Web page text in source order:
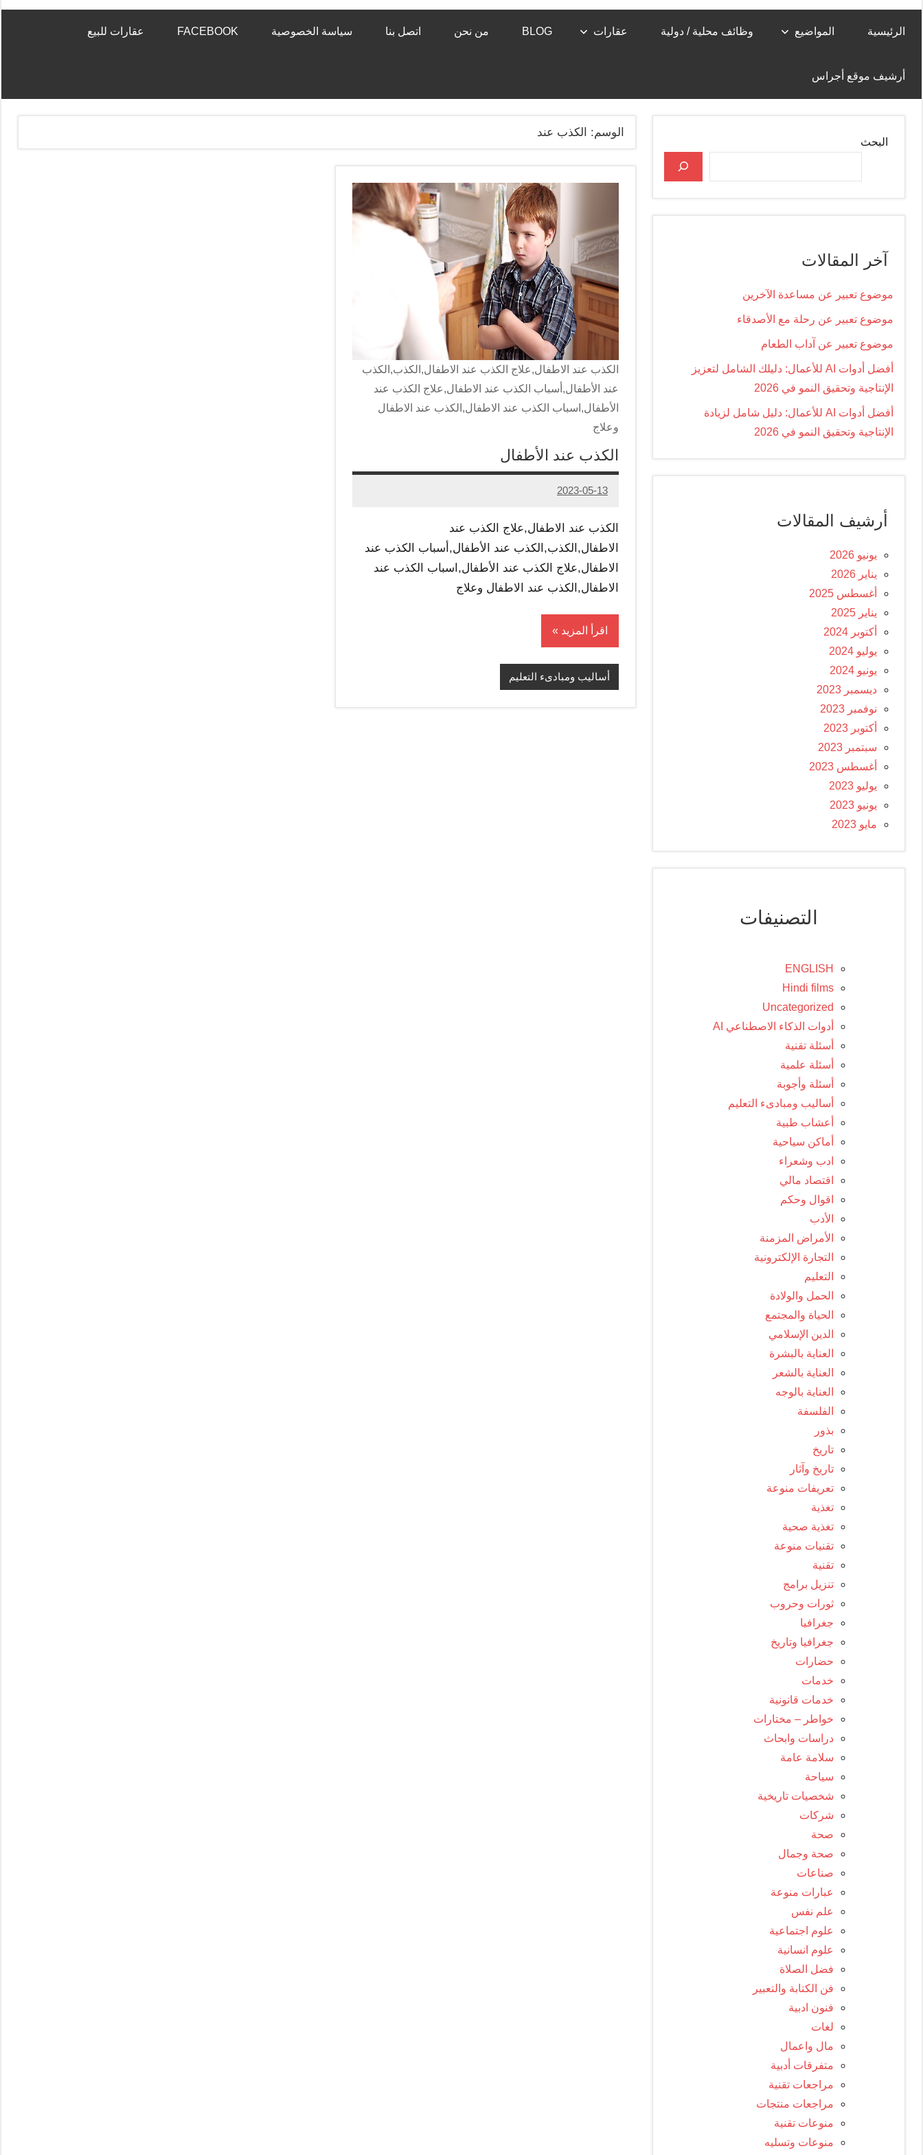
الرئيسية المواضيع وظائف محلية / دولية عقارات BLOG من نحن اتصل بنا سياسة الخصوصية FACEBOOK عقارات للبيع
أرشيف موقع أجراس
الوسم: الكذب عند
الكذب عند الاطفال,علاج الكذب عند الاطفال,الكذب,الكذب
عند الأطفال,أسباب الكذب عند الاطفال,علاج الكذب عند
الأطفال,اسباب الكذب عند الاطفال,الكذب عند الاطفال
وعلاج
الكذب عند الأطفال
2023-05-13
Admin
الكذب عند الاطفال,علاج الكذب عند
الاطفال,الكذب,الكذب عند الأطفال,أسباب الكذب عند
الاطفال,علاج الكذب عند الأطفال,اسباب الكذب عند
الاطفال,الكذب عند الاطفال وعلاج
اقرأ المزيد
أساليب ومبادىء التعليم
البحث
آخر المقالات
موضوع تعبير عن مساعدة الآخرين
موضوع تعبير عن رحلة مع الأصدقاء
موضوع تعبير عن آداب الطعام
أفضل أدوات AI للأعمال: دليلك الشامل لتعزيز
الإنتاجية وتحقيق النمو في 2026
أفضل أدوات AI للأعمال: دليل شامل لزيادة
الإنتاجية وتحقيق النمو في 2026
أرشيف المقالات
يونيو 2026
يناير 2026
أغسطس 2025
يناير 2025
أكتوبر 2024
يوليو 2024
يونيو 2024
ديسمبر 2023
نوفمبر 2023
أكتوبر 2023
سبتمبر 2023
أغسطس 2023
يوليو 2023
يونيو 2023
مايو 2023
التصنيفات
ENGLISH
Hindi films
Uncategorized
أدوات الذكاء الاصطناعي AI
أسئلة تقنية
أسئلة علمية
أسئلة وأجوبة
أساليب ومبادىء التعليم
أعشاب طبية
أماكن سياحية
ادب وشعراء
اقتصاد مالي
اقوال وحكم
الأدب
الأمراض المزمنة
التجارة الإلكترونية
التعليم
الحمل والولادة
الحياة والمجتمع
الدين الإسلامي
العناية بالبشرة
العناية بالشعر
العناية بالوجه
الفلسفة
بذور
تاريخ
تاريخ وآثار
تعريفات منوعة
تغذية
تغذية صحية
تقنيات منوعة
تقنية
تنزيل برامج
ثورات وحروب
جغرافيا
جغرافيا وتاريخ
حضارات
خدمات
خدمات قانونية
خواطر – مختارات
دراسات وابحاث
سلامة عامة
سياحة
شخصيات تاريخية
شركات
صحة
صحة وجمال
صناعات
عبارات منوعة
علم نفس
علوم اجتماعية
علوم انسانية
فضل الصلاة
فن الكتابة والتعبير
فنون ادبية
لغات
مال واعمال
متفرقات أدبية
مراجعات تقنية
مراجعات منتجات
منوعات تقنية
منوعات وتسليه